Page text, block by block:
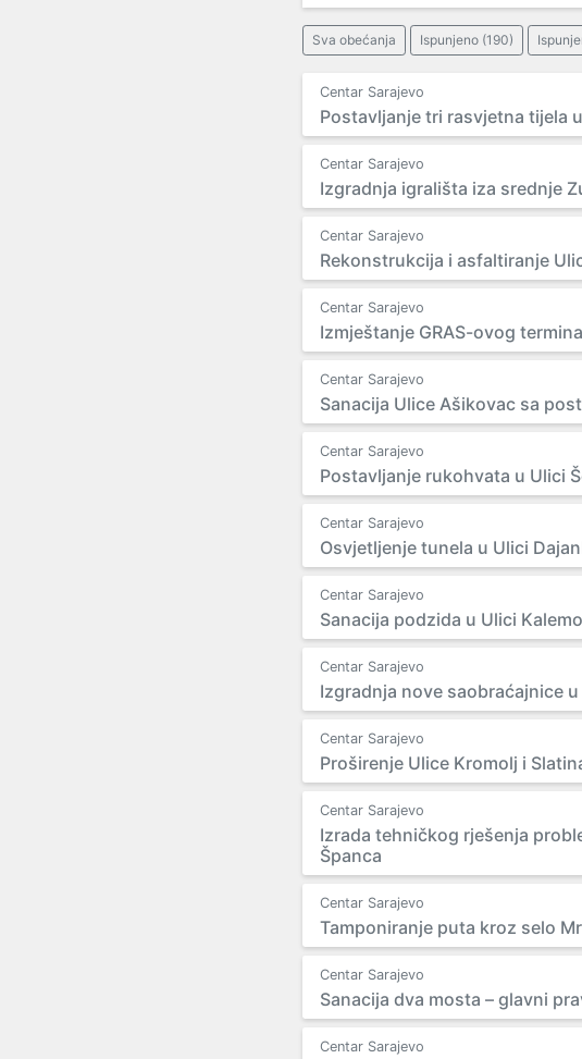
Sva obećanja Ispunjeno (190)
Centar Sarajevo
Postavljanje tri rasvjetna tijela
Centar Sarajevo
Izgradnja igrališta iza srednje
Centar Sarajevo
Rekonstrukcija i asfaltiranje
Centar Sarajevo
Izmještanje GRAS-ovog
Centar Sarajevo
Sanacija Ulice Ašikovac sa
Centar Sarajevo
Postavljanje rukohvata u Ulici
Centar Sarajevo
Osvjetljenje tunela u Ulici
Centar Sarajevo
Sanacija podzida u Ulici
Centar Sarajevo
Izgradnja nove saobraćajnice
Centar Sarajevo
Proširenje Ulice Kromolj i
Centar Sarajevo
Izrada tehničkog rješenja
Španca
Centar Sarajevo
Tamponiranje puta kroz selo
Centar Sarajevo
Sanacija dva mosta – glavni
Centar Sarajevo